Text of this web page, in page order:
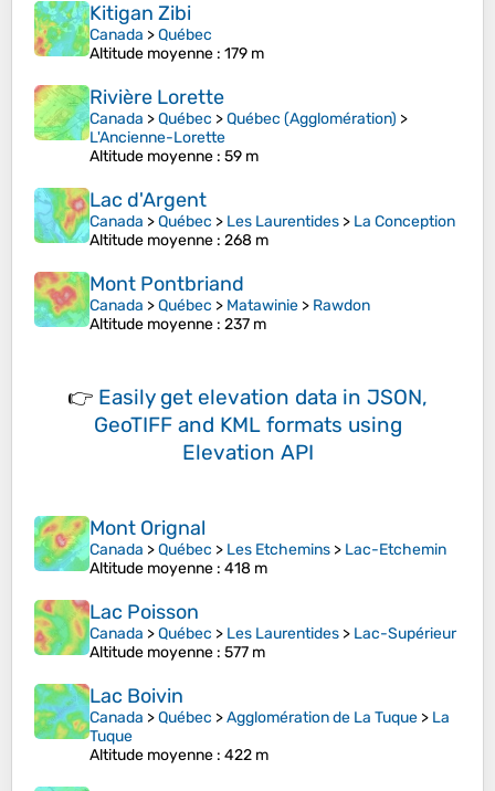
Kitigan Zibi
Canada >Québec
Altitude moyenne : 179 m
Rivière Lorette
Canada >Québec >Québec (Agglomération) >
L'Ancienne-Lorette
Altitude moyenne : 59 m
Lac d'Argent
Canada >Québec > Les Laurentides > La Conception
Altitude moyenne : 268 m
Mont Pontbriand
Canada >Québec > Matawinie > Rawdon
Altitude moyenne : 237 m
👉 Easily get elevation data in JSON,
GeoTIFF and KML formats using
Elevation API
Mont Orignal
Canada >Québec > Les Etchemins > Lac-Etchemin
Altitude moyenne : 418 m
Lac Poisson
Canada >Québec > Les Laurentides > Lac-Supérieur
Altitude moyenne : 577 m
Lac Boivin
Canada >Québec >Agglomération de La Tuque > La
Tuque
Altitude moyenne : 422 m